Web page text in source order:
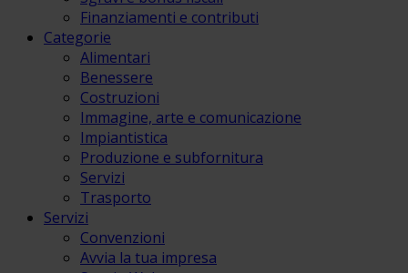
Finanziamenti e contributi
Categorie
Alimentari
Benessere
Costruzioni
Immagine, arte e comunicazione
Impiantistica
Produzione e subfornitura
Servizi
Trasporto
Servizi
Convenzioni
Avvia la tua impresa